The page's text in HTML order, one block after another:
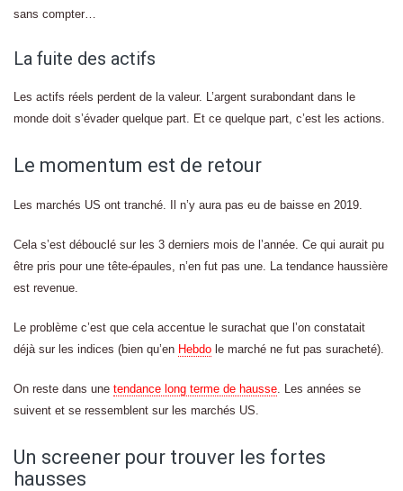
sans compter…
La fuite des actifs
Les actifs réels perdent de la valeur. L’argent surabondant dans le
monde doit s’évader quelque part. Et ce quelque part, c’est les actions.
Le momentum est de retour
Les marchés US ont tranché. Il n’y aura pas eu de baisse en 2019.
Cela s’est débouclé sur les 3 derniers mois de l’année. Ce qui aurait pu
être pris pour une tête-épaules, n’en fut pas une. La tendance haussière
est revenue.
Le problème c’est que cela accentue le surachat que l’on constatait
déjà sur les indices (bien qu’en Hebdo le marché ne fut pas suracheté).
On reste dans une tendance long terme de hausse. Les années se
suivent et se ressemblent sur les marchés US.
Un screener pour trouver les fortes
hausses